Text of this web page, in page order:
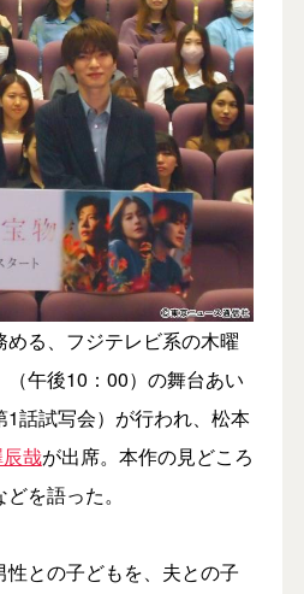
める、フジテレビ系の木曜
（午後10：00）の舞台あい
1話試写会）が行われ、松本
哉が出席。本作の見どころ
を語った。
との子どもを、夫との子